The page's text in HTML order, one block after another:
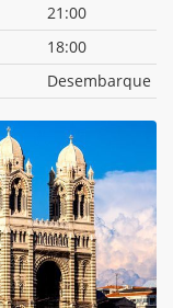
21:00
18:00
Desembarque